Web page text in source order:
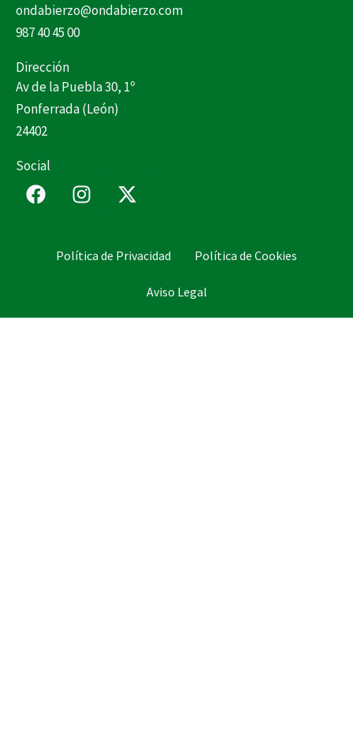
ondabierzo@ondabierzo.com
987 40 45 00
Dirección
Av de la Puebla 30, 1º
Ponferrada (León)
24402
Social
F
a
k
I
n
a
a
X
-
i
e
Política de Privacidad Política de Cookies
Aviso Legal